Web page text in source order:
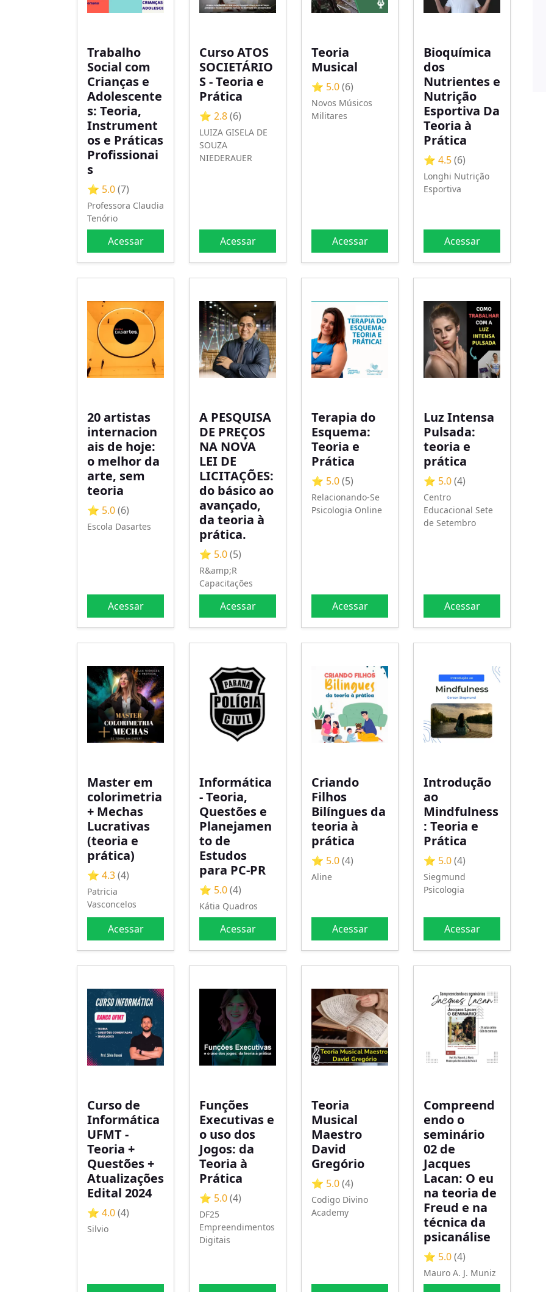
Trabalho
Social com
Crianças e
Adolescente
s: Teoria,
Instrument
os e Práticas
Profissionai
s
⭐ 5.0(7)
Professora Claudia
Tenório
Acessar
Curso ATOS
SOCIETÁRIO
S - Teoria e
Prática
⭐ 2.8(6)
LUIZA GISELA DE
SOUZA
NIEDERAUER
Acessar
Teoria
Musical
⭐ 5.0(6)
Novos Músicos
Militares
Acessar
Bioquímica
dos
Nutrientes e
Nutrição
Esportiva Da
Teoria à
Prática
⭐ 4.5(6)
Longhi Nutrição
Esportiva
Acessar
20 artistas
internacion
ais de hoje:
o melhor da
arte, sem
teoria
⭐ 5.0(6)
Escola Dasartes
Acessar
A PESQUISA
DE PREÇOS
NA NOVA
LEI DE
LICITAÇÕES:
do básico ao
avançado,
da teoria à
prática.
⭐ 5.0(5)
R&amp;R
Capacitações
Acessar
Terapia do
Esquema:
Teoria e
Prática
⭐ 5.0(5)
Relacionando-Se
Psicologia Online
Acessar
Luz Intensa
Pulsada:
teoria e
prática
⭐ 5.0(4)
Centro
Educacional Sete
de Setembro
Acessar
Master em
colorimetria
+ Mechas
Lucrativas
(teoria e
prática)
⭐ 4.3(4)
Patricia
Vasconcelos
Acessar
Informática
- Teoria,
Questões e
Planejamen
to de
Estudos
para PC-PR
⭐ 5.0(4)
Kátia Quadros
Acessar
Criando
Filhos
Bilíngues da
teoria à
prática
⭐ 5.0(4)
Aline
Acessar
Introdução
ao
Mindfulness
: Teoria e
Prática
⭐ 5.0(4)
Siegmund
Psicologia
Acessar
Curso de
Informática
UFMT -
Teoria +
Questões +
Atualizações
Edital 2024
⭐ 4.0(4)
Silvio
Funções
Executivas e
o uso dos
Jogos: da
Teoria à
Prática
⭐ 5.0(4)
DF25
Empreendimentos
Digitais
Teoria
Musical
Maestro
David
Gregório
⭐ 5.0(4)
Codigo Divino
Academy
Compreend
endo o
seminário
02 de
Jacques
Lacan: O eu
na teoria de
Freud e na
técnica da
psicanálise
⭐ 5.0(4)
Mauro A. J. Muniz